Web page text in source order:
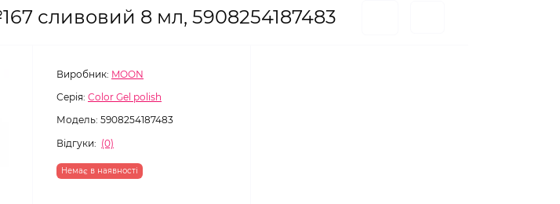
сливовий 8 мл, 5908254187483
Виробник: MOON
Серія: Color Gel polish
Модель: 5908254187483
Відгуки: (0)
Немає в наявності